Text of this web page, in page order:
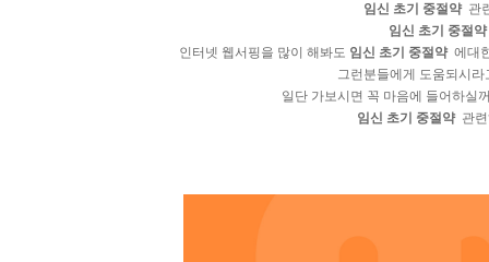
임신 초기 중절약관
임신 초기 중절약
인터넷 웹서핑을 많이 해봐도 임신 초기 중절약에대
그런분들에게 도움되시
일단 가보시면 꼭 마음에 들어하실
임신 초기 중절약관련